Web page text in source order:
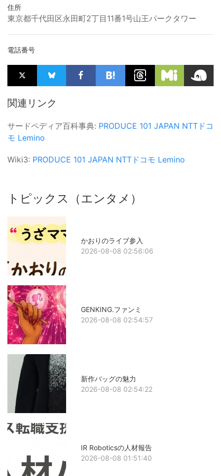
住所
東京都千代田区永田町2丁目11番1号山王パークタワー
電話番号
関連リンク
サードペディア百科事典: PRODUCE 101 JAPAN NTTドコ
モ Lemino
Wiki3: PRODUCE 101 JAPAN NTTドコモ Lemino
トピックス（エンタメ）
かおりのライブ参入
2026-08-08 02:56:06
GENKING.ファンミ
2026-08-08 02:54:57
新作バッグの魅力
2026-08-08 02:54:22
IR Roboticsの人材報告
2026-08-08 01:51:40